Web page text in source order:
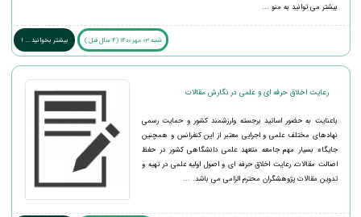
بیشتر می توانید به منو ...
شنبه 03 مهر 1400 (4 سال قبل ) بیشتر بخوانید ... !
رعایت اخلاق حرفه ای و علمی در نگارش مقالات
باعنایت به حضور اساتید برجسته وارزشمند کشور و حمایت رسمی
نهادهای مختلف علمی و اجرایی معتبر از این کنفرانس و همچنین
جایگاه بسیار مهم جامعه متعهد علمی دانشگاهی کشور در حفظ
اصالت مقالات، رعایت اخلاق حرفه ای و اصول اولیه علمی در تهیه و
تدوین مقالات پژوهشگران محترم الزامی می باشد. ...